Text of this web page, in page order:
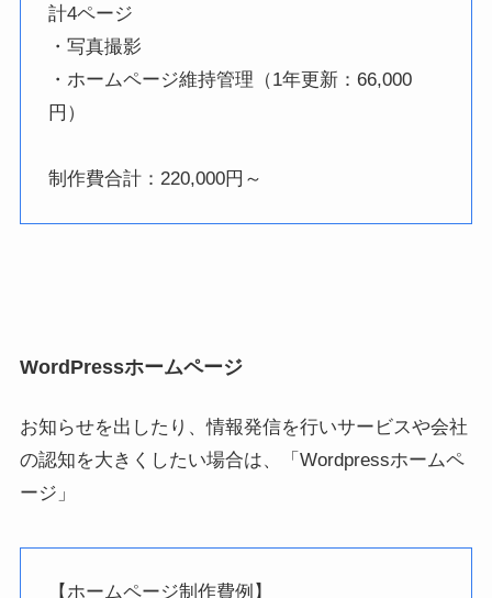
計4ページ
・写真撮影
・ホームページ維持管理（1年更新：66,000
円）
制作費合計：220,000円～
WordPressホームページ
お知らせを出したり、情報発信を行いサービスや会社
の認知を大きくしたい場合は、「Wordpressホームペ
ージ」
【ホームページ制作費例】